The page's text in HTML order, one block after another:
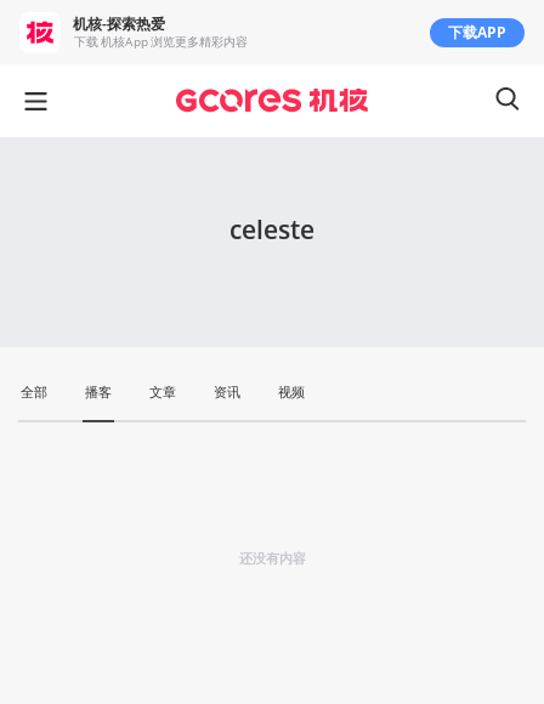
celeste
全部 播客 文章 资讯 视频
还没有内容
机核-探索热爱
下载 机核App 浏览更多精彩内容 下载APP